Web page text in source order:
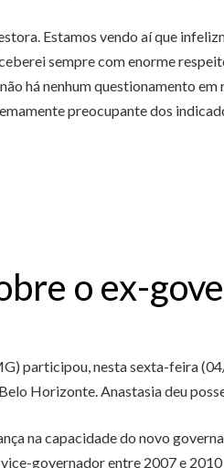
Estamos vendo aí que
sempre com enorme
há nenhum questionamento
preocupante dos
o ex-
participou, nesta sexta-feira
Horizonte. Anastasia deu
na capacidade do novo
vice-governador entre 2007 e